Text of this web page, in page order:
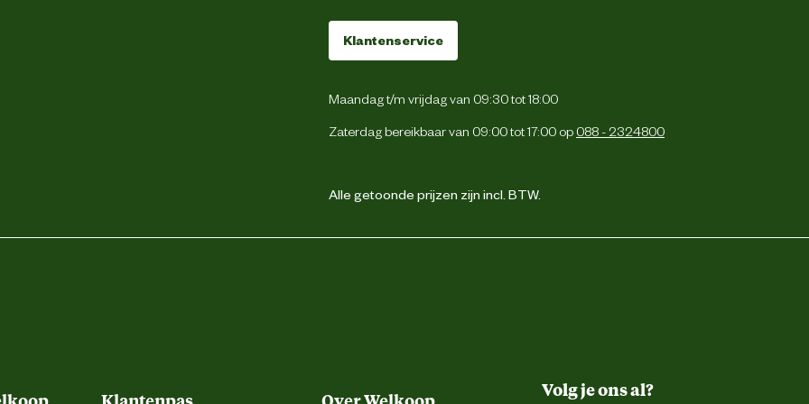
Klantenservice
Maandag t/m vrijdag van 09:30 tot 18:00
Zaterdag bereikbaar van 09:00 tot 17:00 op 088 - 2324800
Alle getoonde prijzen zijn incl. BTW.
Volg je ons al?